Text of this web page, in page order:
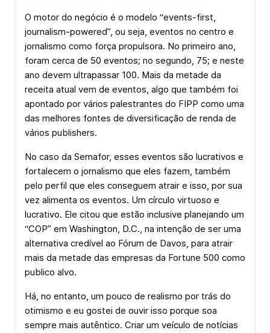
O motor do negócio é o modelo “events-first,
journalism-powered”, ou seja, eventos no centro e
jornalismo como força propulsora. No primeiro ano,
foram cerca de 50 eventos; no segundo, 75; e neste
ano devem ultrapassar 100. Mais da metade da
receita atual vem de eventos, algo que também foi
apontado por vários palestrantes do FIPP como uma
das melhores fontes de diversificação de renda de
vários publishers.
No caso da Semafor, esses eventos são lucrativos e
fortalecem o jornalismo que eles fazem, também
pelo perfil que eles conseguem atrair e isso, por sua
vez alimenta os eventos. Um círculo virtuoso e
lucrativo. Ele citou que estão inclusive planejando um
“COP” em Washington, D.C., na intenção de ser uma
alternativa credível ao Fórum de Davos, para atrair
mais da metade das empresas da Fortune 500 como
publico alvo.
Há, no entanto, um pouco de realismo por trás do
otimismo e eu gostei de ouvir isso porque soa
sempre mais autêntico. Criar um veículo de notícias